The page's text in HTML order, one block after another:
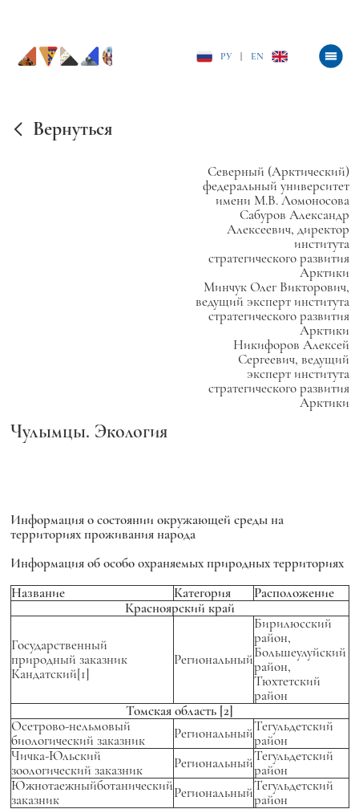
РУ EN
Вернуться
Северный (Арктический)
федеральный университет
имени М.В. Ломоносова
Сабуров Александр
Алексеевич, директор
института
стратегического развития
Арктики
Минчук Олег Викторович,
ведущий эксперт института
стратегического развития
Арктики
Никифоров Алексей
Сергеевич, ведущий
эксперт института
стратегического развития
Арктики
Чулымцы. Экология
Информация о состоянии окружающей среды на
территориях проживания народа
Информация об особо охраняемых природных территориях
Название
Категория
Расположение
Красноярский край
Государственный
природный заказник
Кандатский[1]
Региональный
Бирилюсский
район,
Большеулуйский
район,
Тюхтетский
район
Томская область [2]
Осетрово-нельмовый
биологический заказник
РегиональныйТегульдетский
район
Чичка-Юльский
зоологический заказник
РегиональныйТегульдетский
район
Южнотаежныйботанический
заказник
РегиональныйТегульдетский
район